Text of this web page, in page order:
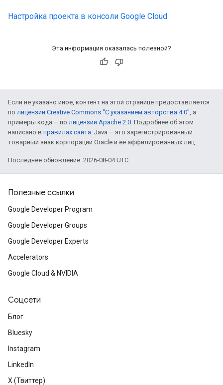
Настройка проекта в консоли Google Cloud
Эта информация оказалась полезной?
Если не указано иное, контент на этой странице предоставляется
по лицензии Creative Commons "С указанием авторства 4.0", а
примеры кода – по лицензии Apache 2.0. Подробнее об этом
написано в правилах сайта. Java – это зарегистрированный
товарный знак корпорации Oracle и ее аффилированных лиц.
Последнее обновление: 2026-08-04 UTC.
Полезные ссылки
Google Developer Program
Google Developer Groups
Google Developer Experts
Accelerators
Google Cloud & NVIDIA
Соцсети
Блог
Bluesky
Instagram
LinkedIn
X (Твиттер)